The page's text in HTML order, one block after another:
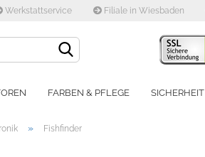
Werkstattservice Filiale in Wiesbaden
Lieferland
FARBEN & PFLEGE SICHERHEIT
» Fishfinder